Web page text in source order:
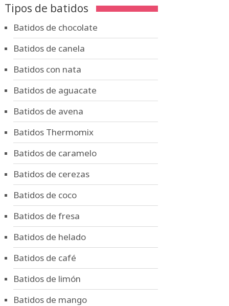
Tipos de batidos
Batidos de chocolate
Batidos de canela
Batidos con nata
Batidos de aguacate
Batidos de avena
Batidos Thermomix
Batidos de caramelo
Batidos de cerezas
Batidos de coco
Batidos de fresa
Batidos de helado
Batidos de café
Batidos de limón
Batidos de mango